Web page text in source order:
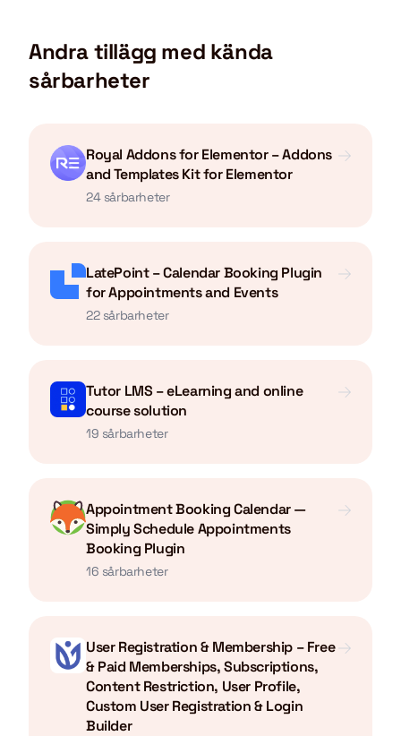
Andra tillägg med kända
sårbarheter
Royal Addons for Elementor – Addons
and Templates Kit for Elementor
24 sårbarheter
LatePoint – Calendar Booking Plugin
for Appointments and Events
22 sårbarheter
Tutor LMS – eLearning and online
course solution
19 sårbarheter
Appointment Booking Calendar —
Simply Schedule Appointments
Booking Plugin
16 sårbarheter
User Registration & Membership – Free
& Paid Memberships, Subscriptions,
Content Restriction, User Profile,
Custom User Registration & Login
Builder